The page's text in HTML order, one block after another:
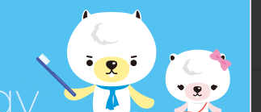
歯科用ファイル
品目コード 20239013120